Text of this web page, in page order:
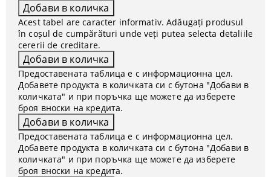
Acest tabel are caracter informativ. Adăugați produsul
în coșul de cumpărături unde veți putea selecta detaliile
cererii de creditare.
Предоставената таблица е с информационна цел.
Добавете продукта в количката си с бутона "Добави в
количката" и при поръчка ще можете да изберете
броя вноски на кредита.
Предоставената таблица е с информационна цел.
Добавете продукта в количката си с бутона "Добави в
количката" и при поръчка ще можете да изберете
броя вноски на кредита.